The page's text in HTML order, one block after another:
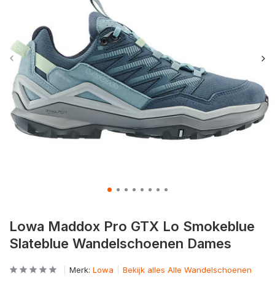
Lowa Maddox Pro GTX Lo Smokeblue
Slateblue Wandelschoenen Dames
Merk: Lowa Bekijk alles Alle Wandelschoenen